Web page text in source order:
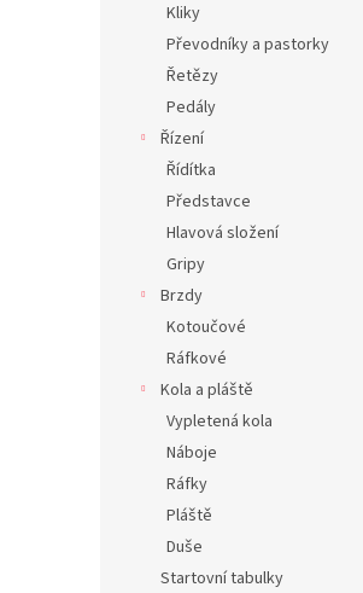
Kliky
Převodníky a pastorky
Řetězy
Pedály
Řízení
Řídítka
Představce
Hlavová složení
Gripy
Brzdy
Kotoučové
Ráfkové
Kola a pláště
Vypletená kola
Náboje
Ráfky
Pláště
Duše
Startovní tabulky